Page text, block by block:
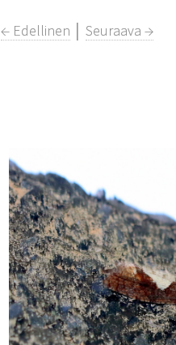
← Edellinen │Seuraava →